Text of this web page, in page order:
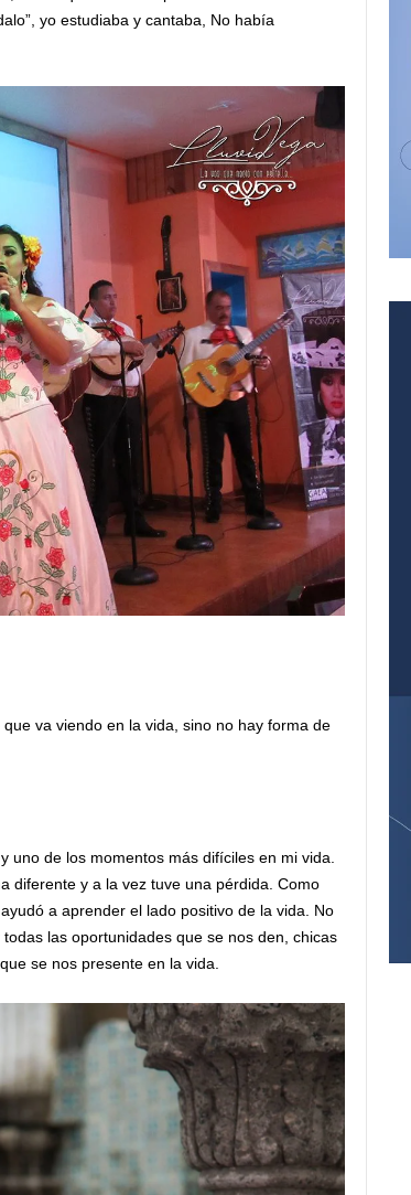
yo estudiaba y cantaba, No había
va viendo en la vida, sino no hay forma de
uno de los momentos más difíciles en mi vida.
diferente y a la vez tuve una pérdida. Como
a aprender el lado positivo de la vida. No
las oportunidades que se nos den, chicas
se nos presente en la vida.